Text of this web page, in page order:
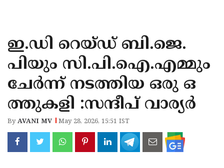
KANNUR
KASARAGOD
ഇ.ഡി റെയ്ഡ് ബി.ജെ.
പിയും സി.പി.ഐ.എമ്മും
ചേർന്ന് നടത്തിയ ഒരു ഒ
ത്തുകളി :സന്ദീപ് വാര്യർ
ByAVANI MV May 28, 2026, 15:51 IST